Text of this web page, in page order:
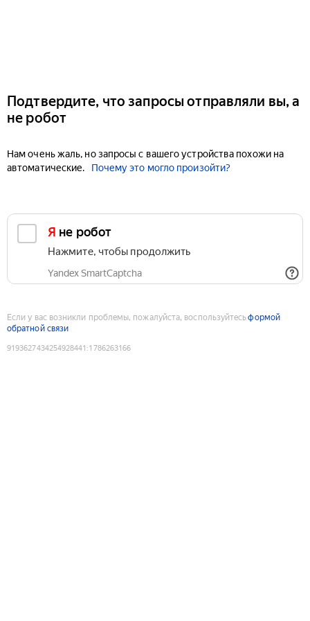
Подтвердите, что запросы отправляли вы, а
не робот
Нам очень жаль, но запросы с вашего устройства похожи на
автоматические.
Почему это могло произойти?
Я не робот
Нажмите, чтобы продолжить
Yandex SmartCaptcha
Если у вас возникли проблемы, пожалуйста, воспользуйтесьформой
обратной связи
9193627434254928441 :1786263166